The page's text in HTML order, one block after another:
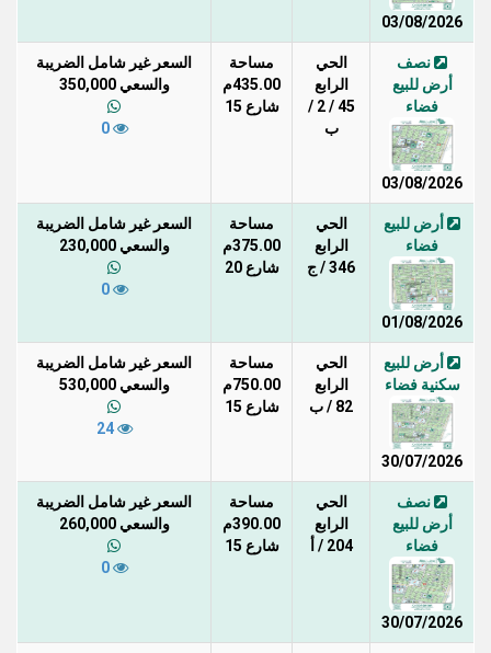
03/08/2026
نصف
أرض للبيع
فضاء
03/08/2026
الحي
الرابع
45 / 2 /
ب
مساحة
435.00م
شارع 15
السعر غير شامل الضريبة
والسعي 350,000
0
أرض للبيع
فضاء
01/08/2026
الحي
الرابع
346 / ج
مساحة
375.00م
شارع 20
السعر غير شامل الضريبة
والسعي 230,000
0
أرض للبيع
سكنية فضاء
30/07/2026
الحي
الرابع
82 / ب
مساحة
750.00م
شارع 15
السعر غير شامل الضريبة
والسعي 530,000
24
نصف
أرض للبيع
فضاء
30/07/2026
الحي
الرابع
204 / أ
مساحة
390.00م
شارع 15
السعر غير شامل الضريبة
والسعي 260,000
0